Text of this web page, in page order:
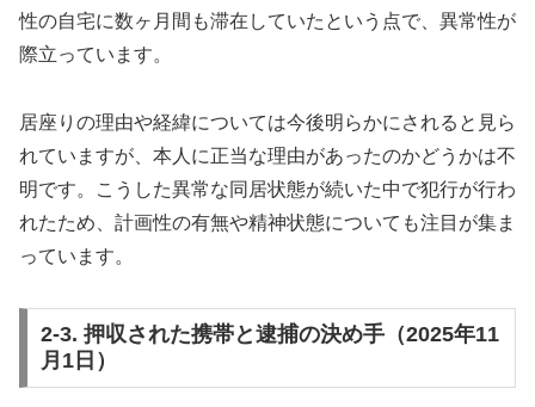
性の自宅に数ヶ月間も滞在していたという点で、異常性が
際立っています。
居座りの理由や経緯については今後明らかにされると見ら
れていますが、本人に正当な理由があったのかどうかは不
明です。こうした異常な同居状態が続いた中で犯行が行わ
れたため、計画性の有無や精神状態についても注目が集ま
っています。
2-3. 押収された携帯と逮捕の決め手（2025年11
月1日）